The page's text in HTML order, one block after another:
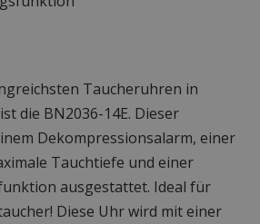
Taucheruhren in
die BN2036-14E. Dieser
Dekompressionsalarm, einer
Tauchtiefe und einer
ausgestattet. Ideal für
Diese Uhr wird mit einer